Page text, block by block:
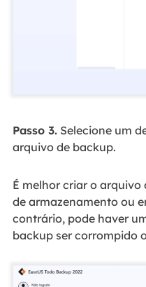
Passo 3.Selecione um
arquivo de backup.
É melhor criar o
de armazenamento ou
contrário, pode haver
backup ser corrompido